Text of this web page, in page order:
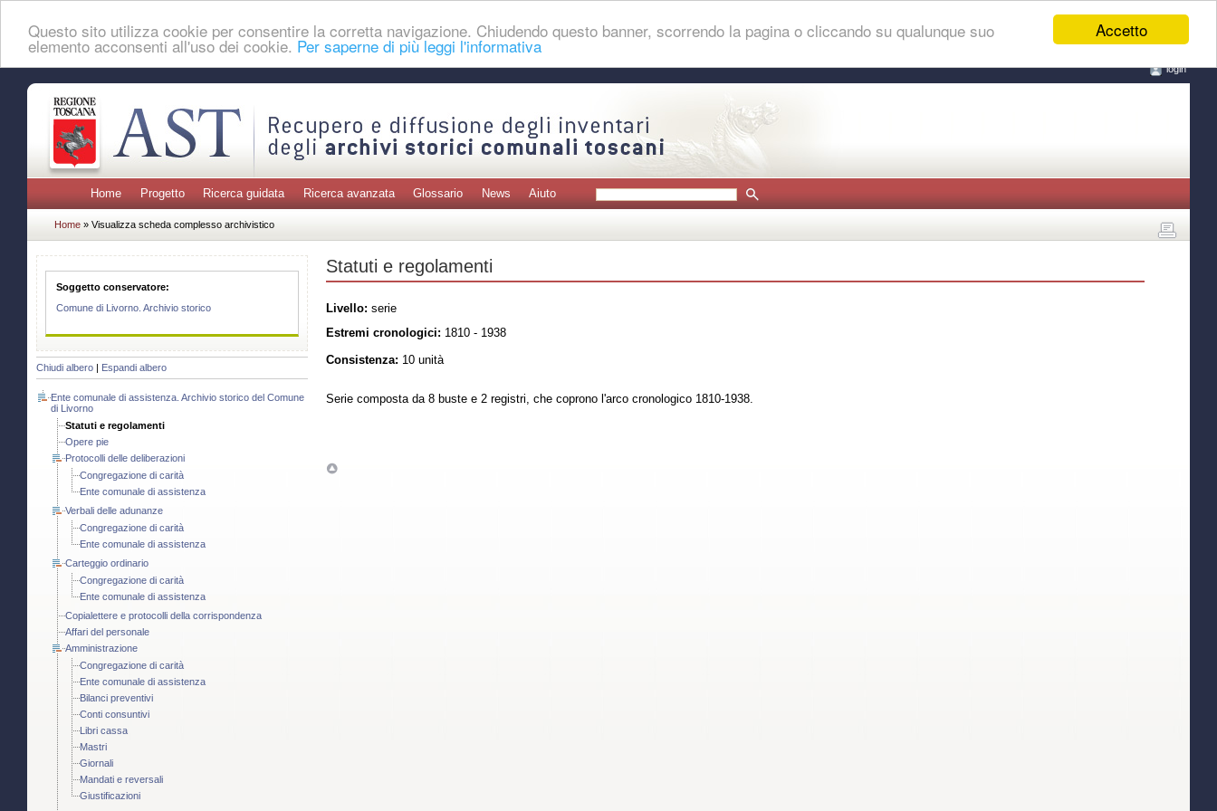
Accetto
Questo sito utilizza cookie per consentire la corretta navigazione. Chiudendo questo banner, scorrendo la pagina o cliccando su qualunque suo
elemento acconsenti all'uso dei cookie. Per saperne di più leggi l'informativa
login
Home Progetto Ricerca guidata Ricerca avanzata Glossario News Aiuto
Home » Visualizza scheda complesso archivistico
Soggetto conservatore:
Comune di Livorno. Archivio storico
Chiudi albero Espandi albero
Ente comunale di assistenza. Archivio storico del Comune
di Livorno
Statuti e regolamenti
Opere pie
Protocolli delle deliberazioni
Congregazione di carità
Ente comunale di assistenza
Verbali delle adunanze
Congregazione di carità
Ente comunale di assistenza
Carteggio ordinario
Congregazione di carità
Ente comunale di assistenza
Copialettere e protocolli della corrispondenza
Affari del personale
Amministrazione
Congregazione di carità
Ente comunale di assistenza
Bilanci preventivi
Conti consuntivi
Libri cassa
Mastri
Giornali
Mandati e reversali
Giustificazioni
Statuti e regolamenti
Livello: serie
Estremi cronologici: 1810 - 1938
Consistenza: 10 unità
Serie composta da 8 buste e 2 registri, che coprono l'arco cronologico 1810-1938.